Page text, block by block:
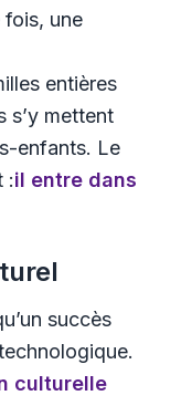
fois, une
entières
s’y mettent
enfants. Le
:il entre dans
succès
culturelle